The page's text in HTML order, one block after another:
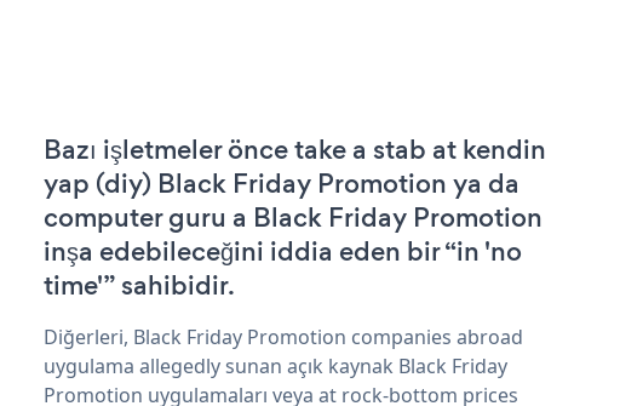
Bazı işletmeler önce take a stab at kendin
yap (diy) Black Friday Promotion ya da
computer guru a Black Friday Promotion
inşa edebileceğini iddia eden bir “in 'no
time'” sahibidir.
Diğerleri, Black Friday Promotion companies abroad
uygulama allegedly sunan açık kaynak Black Friday
Promotion uygulamaları veya at rock-bottom prices